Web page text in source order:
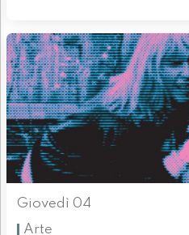
Giovedì 04
Arte